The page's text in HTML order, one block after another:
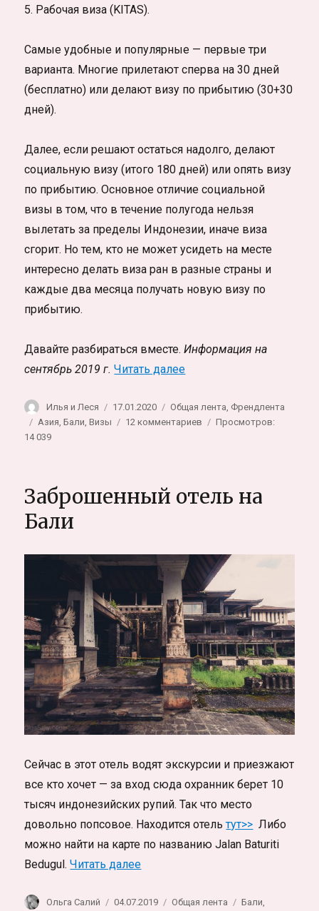
5. Рабочая виза (KITAS).
Самые удобные и популярные — первые три
варианта. Многие прилетают сперва на 30 дней
(бесплатно) или делают визу по прибытию (30+30
дней).
Далее, если решают остаться надолго, делают
социальную визу (итого 180 дней) или опять визу
по прибытию. Основное отличие социальной
визы в том, что в течение полугода нельзя
вылетать за пределы Индонезии, иначе виза
сгорит. Но тем, кто не может усидеть на месте
интересно делать виза ран в разные страны и
каждые два месяца получать новую визу по
прибытию.
Давайте разбираться вместе.Информация на
сентябрь 2019 г. Читать далее«Всё про Визы в
Автор
Илья и Леся Опубликовано
17.01.2020 Рубрики
Общая лента, Френдлента
Метки
Азия,Бали,Визы 12 комментариев
в
Как
жить
на
Бали
долго,
как
продлить
визу
самостоятельно
Просмотров:
14 039
Заброшенный отель на
Бали
Сейчас в этот отель водят экскурсии и приезжают
все кто хочет — за вход сюда охранник берет 10
тысяч индонезийских рупий. Так что место
довольно попсовое. Находится отельтут>> Либо
можно найти на карте по названию Jalan Baturiti
Bedugul.Читать далее«Заброшенный отель на Бали»
Автор
Ольга Салий Опубликовано
04.07.2019 Рубрики
Общая лента Метки
Бали,